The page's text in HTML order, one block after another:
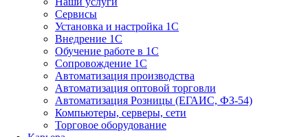
Сервисы
Установка и настройка 1С
Внедрение 1С
Обучение работе в 1С
Сопровождение 1С
Автоматизация производства
Автоматизация оптовой торговли
Автоматизация Розницы (ЕГАИС, ФЗ-54)
Компьютеры, серверы, сети
Торговое оборудование